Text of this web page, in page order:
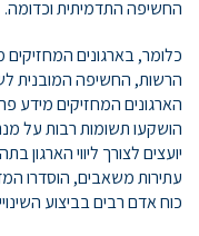
החשיפה התדמיתית וכדומה.
כלומר, בארגונים המחזיקים
הרשות, החשיפה המובנית
הארגונים המחזיקים מידע
הושקעו תשומות רבות על
יועצים לצורך ליווי הארגון
עתירות משאבים, הוסדרו
כוח אדם רבים בביצוע